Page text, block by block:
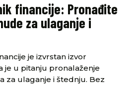
financije: Pronađite
za ulaganje i
je izvrstan izvor
je u pitanju pronalaženje
za ulaganje i štednju. Bez